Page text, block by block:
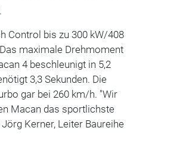
Control bis zu 300 kW/408
maximale Drehmoment
4 beschleunigt in 5,2
3,3 Sekunden. Die
gar bei 260 km/h. "Wir
Macan das sportlichste
Kerner, Leiter Baureihe